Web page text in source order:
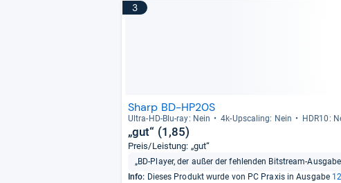
3
Sharp BD-HP20S
Ultra-​HD-​Blu-​ray: Nein 4k-​Ups­ca­ling: Nein HDR10:
„gut“ (1,85)
Preis/Leistung: „gut“
„BD-Player, der außer der fehlenden Bitstream-
Info: Dieses Produkt wurde von PC Praxis in Ausgabe